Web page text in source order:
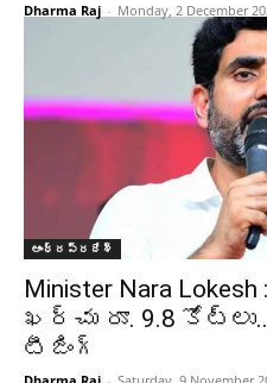
Dharma Raj - Monday, 2 December
ఆంధ్రప్రదేశ్‌
Minister Nara
ఖర్చు రూ. 9.8
టీజింగ్